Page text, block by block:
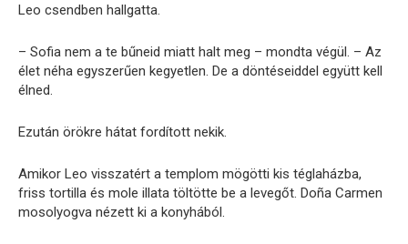
Leo csendben hallgatta.
– Sofia nem a te bűneid miatt halt meg – mondta végül. – Az
élet néha egyszerűen kegyetlen. De a döntéseiddel együtt kell
élned.
Ezután örökre hátat fordított nekik.
Amikor Leo visszatért a templom mögötti kis téglaházba,
friss tortilla és mole illata töltötte be a levegőt. Doña Carmen
mosolyogva nézett ki a konyhából.